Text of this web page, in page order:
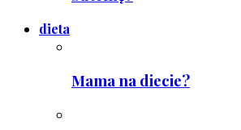
dieta
Mama na diecie?